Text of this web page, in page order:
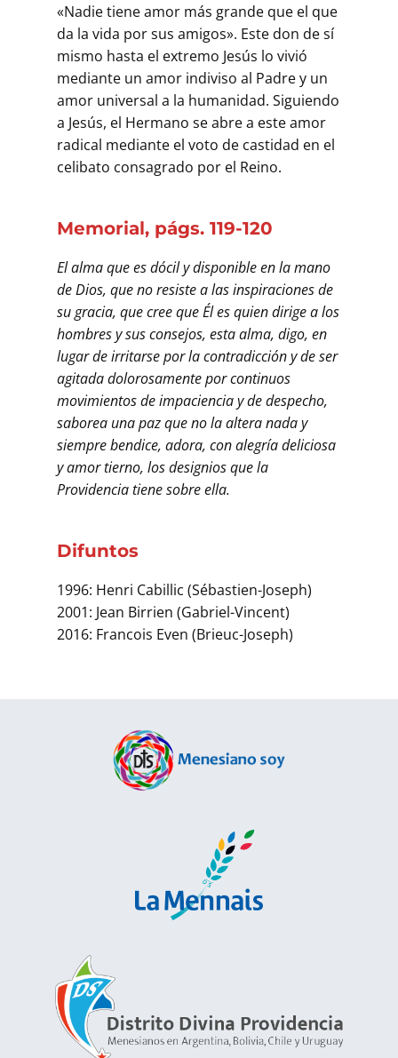
«Nadie tiene amor más grande que el que
da la vida por sus amigos». Este don de sí
mismo hasta el extremo Jesús lo vivió
mediante un amor indiviso al Padre y un
amor universal a la humanidad. Siguiendo
a Jesús, el Hermano se abre a este amor
radical mediante el voto de castidad en el
celibato consagrado por el Reino.
Memorial, págs. 119-120
El alma que es dócil y disponible en la mano
de Dios, que no resiste a las inspiraciones de
su gracia, que cree que Él es quien dirige a los
hombres y sus consejos, esta alma, digo, en
lugar de irritarse por la contradicción y de ser
agitada dolorosamente por continuos
movimientos de impaciencia y de despecho,
saborea una paz que no la altera nada y
siempre bendice, adora, con alegría deliciosa
y amor tierno, los designios que la
Providencia tiene sobre ella.
Difuntos
1996: Henri Cabillic (Sébastien-Joseph)
2001: Jean Birrien (Gabriel-Vincent)
2016: Francois Even (Brieuc-Joseph)